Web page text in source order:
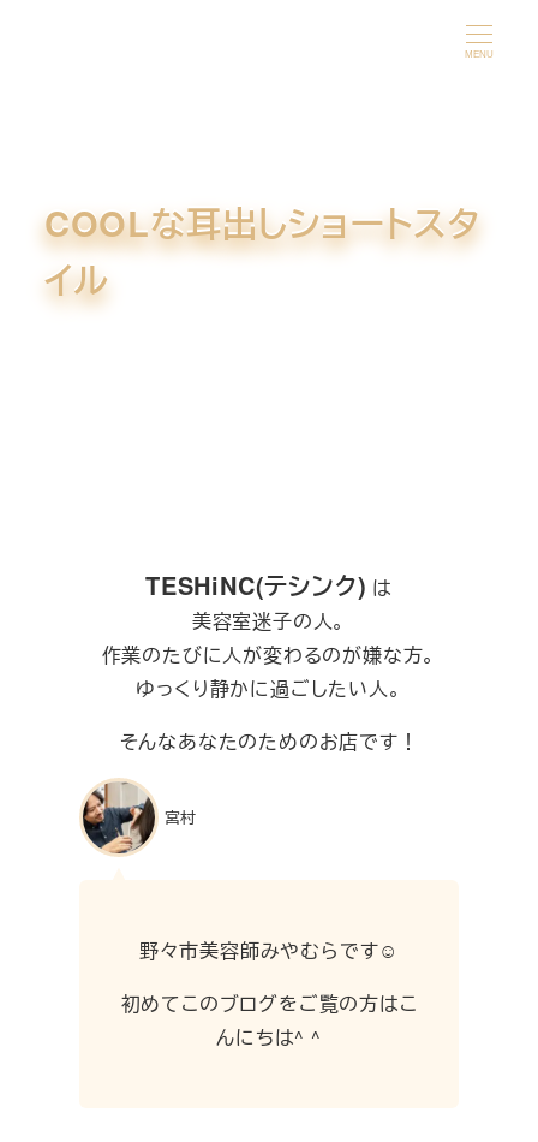
MENU
COOLな耳出しショートスタ
イル
TESHiNC(テシンク) は
美容室迷子の人。
作業のたびに人が変わるのが嫌な方。
ゆっくり静かに過ごしたい人。
そんなあなたのためのお店です！
宮村
野々市美容師みやむらです☺︎
初めてこのブログをご覧の方はこ
んにちは^ ^